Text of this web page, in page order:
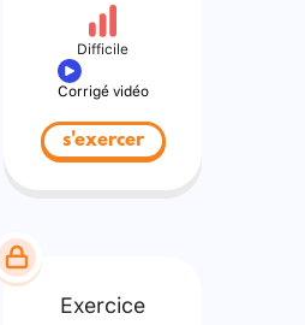
Difficile
Corrigé vidéo
s'exercer
Exercice